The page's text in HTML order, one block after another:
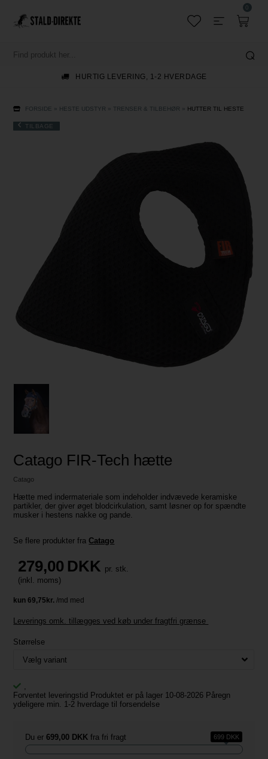
0
HURTIG LEVERING, 1-2 HVERDAGE
FORSIDE » HESTE UDSTYR » TRENSER & TILBEHØR » HUTTER TIL HESTE
TILBAGE
Catago FIR-Tech hætte
Catago
Hætte med indermateriale som indeholder indvævede keramiske
partikler, der giver øget blodcirkulation, samt løsner op for spændte
musker i hestens nakke og pande.
Se flere produkter fra Catago
279,00 DKK pr. stk.
(inkl. moms)
Leverings omk. tillægges ved køb under fragtfri grænse
Størrelse
,
Forventet leveringstid Produktet er på lager 10-08-2026 Påregn
ydeligere min. 1-2 hverdage til forsendelse
Du er699,00 DKK fra fri fragt 699 DKK